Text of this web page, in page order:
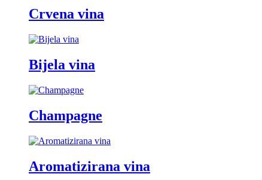
Crvena vina
Bijela vina
Champagne
Aromatizirana vina